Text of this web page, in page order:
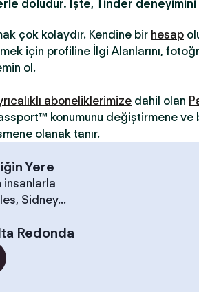
doludur. İşte, Tinder deneyimini
çok kolaydır. Kendine bir hesap
için profiline İlgi Alanlarını,
ol.
aboneliklerimize dahil olan
konumunu değiştirmene ve
olanak tanır.
Yere
insanlarla
Sidney...
Redonda